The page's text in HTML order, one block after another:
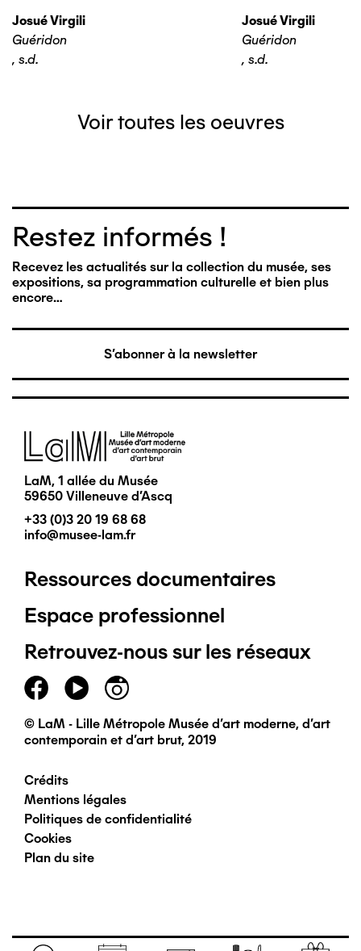
Josué Virgili
Guéridon
, s.d.
Josué Virgili
Guéridon
, s.d.
Voir toutes les oeuvres
Restez informés !
Recevez les actualités sur la collection du musée, ses
expositions, sa programmation culturelle et bien plus
encore…
S'abonner à la newsletter
Image
LaM, 1 allée du Musée
59650 Villeneuve d'Ascq
+33 (0)3 20 19 68 68
info@musee-lam.fr
Pied
de
page
principal
Ressources documentaires
Espace professionnel
Retrouvez-nous sur les réseaux
© LaM - Lille Métropole Musée d'art moderne, d'art
contemporain et d'art brut, 2019
Pied
de
page
Crédits
Mentions légales
Politiques de confidentialité
Cookies
Plan du site